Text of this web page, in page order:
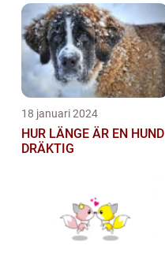
18 januari 2024
HUR LÄNGE ÄR EN HUND
DRÄKTIG